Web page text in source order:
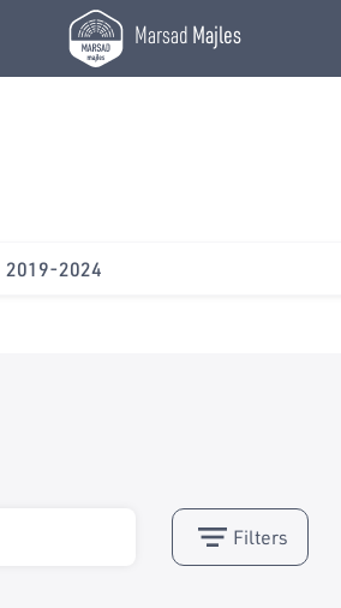
MarsadMajles
2019-2024
Filters